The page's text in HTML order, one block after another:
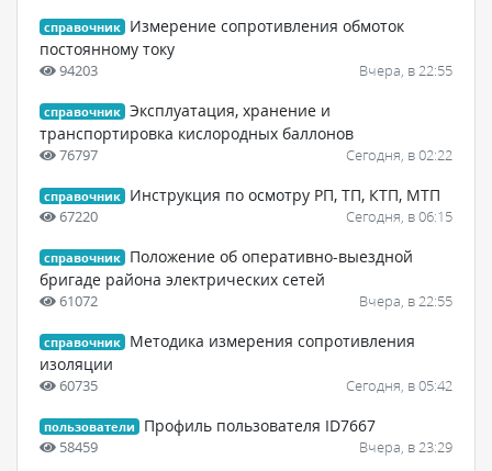
справочник
Измерение сопротивления обмоток
постоянному току
94203 Вчера, в 22:55
справочник Эксплуатация, хранение и
транспортировка кислородных баллонов
76797 Сегодня, в 02:22
справочник Инструкция по осмотру РП, ТП, КТП, МТП
67220 Сегодня, в 06:15
справочник
Положение об оперативно-выездной
бригаде района электрических сетей
61072 Вчера, в 22:55
справочник
Методика измерения сопротивления
изоляции
60735 Сегодня, в 05:42
пользователи Профиль пользователя ID7667
58459 Вчера, в 23:29